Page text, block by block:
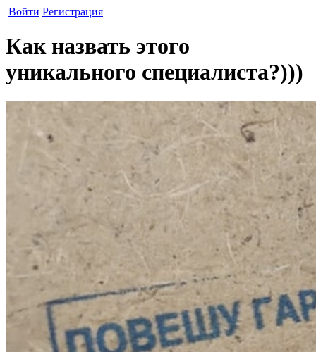
Войти Регистрация
Как назвать этого
уникального специалиста?)))